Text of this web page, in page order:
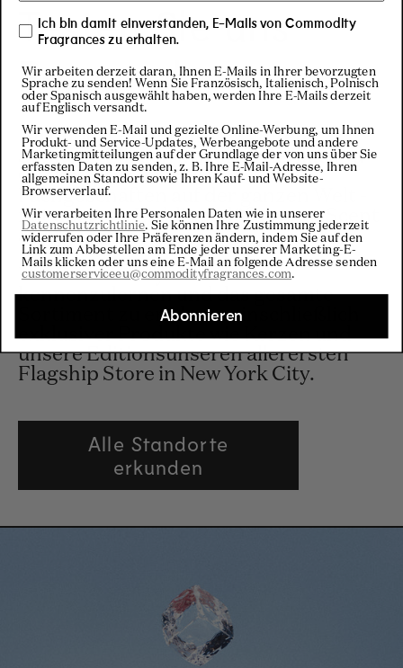
Testen Sie uns
Personal
Du findest uns in ausgewählten
Sephora-Filialen in Nordamerika und
Großbritannien sowie in
Fachgeschäften auf der ganzen Welt -
mit unseren Lieblingsdüften von Scent
Space.
Um Commodity wie nie zuvor
kennenzulernen und das gesamte
Sortiment zu erleben - einschließlich
exklusiver Produkte wie Kerzen und
unsere Editionsunseren allerersten
Flagship Store in New York City.
Alle Standorte
erkunden
Ich bin damit einverstanden, E-Mails von Commodity
Fragrances zu erhalten.
Wir arbeiten derzeit daran, Ihnen E-Mails in Ihrer bevorzugten
Sprache zu senden! Wenn Sie Französisch, Italienisch, Polnisch
oder Spanisch ausgewählt haben, werden Ihre E-Mails derzeit
auf Englisch versandt.
Wir verwenden E-Mail und gezielte Online-Werbung, um Ihnen
Produkt- und Service-Updates, Werbeangebote und andere
Marketingmitteilungen auf der Grundlage der von uns über Sie
erfassten Daten zu senden, z. B. Ihre E-Mail-Adresse, Ihren
allgemeinen Standort sowie Ihren Kauf- und Website-
Browserverlauf.
Wir verarbeiten Ihre Personalen Daten wie in unserer
Datenschutzrichtlinie. Sie können Ihre Zustimmung jederzeit
widerrufen oder Ihre Präferenzen ändern, indem Sie auf den
Link zum Abbestellen am Ende jeder unserer Marketing-E-
Mails klicken oder uns eine E-Mail an folgende Adresse senden
customerserviceeu@commodityfragrances.com.
Abonnieren